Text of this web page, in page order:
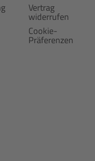
Vertrag
widerrufen
Cookie-
Präferenzen